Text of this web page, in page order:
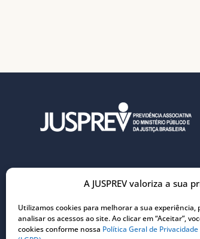
A JUSPREV valoriza a sua
Utilizamos cookies para melhorar a sua
analisar os acessos ao site. Ao clicar em “Aceitar”,
cookies conforme nossa Política Geral de